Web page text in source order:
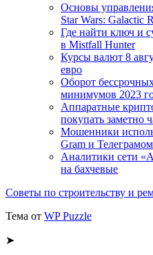
Основы
Star Wars: Galactic
Где найти ключ и
в Mistfall Hunter
Курсы валют 8
евро
Оборот
минимумов 2023
Аппаратные
покупать заметно
Мошенники
Gram и
Аналитики сети
на бахчевые
Советы по строительству и
Тема от WP Puzzle
➤